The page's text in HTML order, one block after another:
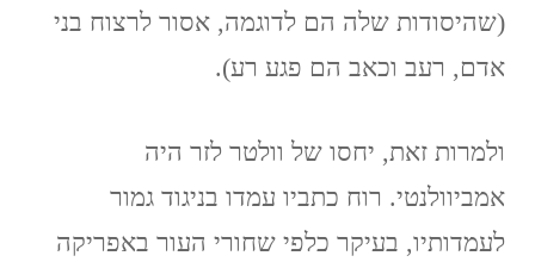
(שהיסודות שלה הם לדוגמה, אסור לרצוח בני
אדם, רעב וכאב הם פגע רע).
ולמרות זאת, יחסו של וולטר לזר היה
אמביוולנטי. רוח כתביו עמדו בניגוד גמור
לעמדותיו, בעיקר כלפי שחורי העור באפריקה